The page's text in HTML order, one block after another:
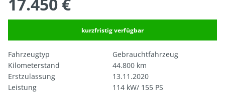
kurzfristig verfügbar
Fahrzeugtyp
Gebrauchtfahrzeug
Kilometerstand
44.800 km
Erstzulassung
13.11.2020
Leistung
114 kW/ 155 PS